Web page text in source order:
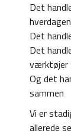
Det
hverdagen
Det
Det
værktøjer
Og det
sammen
Vi er
allerede